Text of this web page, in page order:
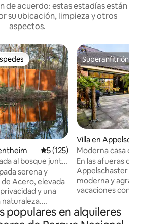
de acuerdo: estas estadías están
su ubicación, limpieza y otros
aspectos.
preferido
Calificación promedio: 5 de
5 (125)
al bosque junto
serena y
de Acero, elevada
y una
naturaleza.
un refugio
más alto sobre el
Superanfitrión
Superanfitrión
Villa en Appelscha
Moderna casa de
jardín interior, bar
En las afueras del
Appelschaster
moderna y
vacaciones con
comodidades. El
equipado con
populares en alquileres